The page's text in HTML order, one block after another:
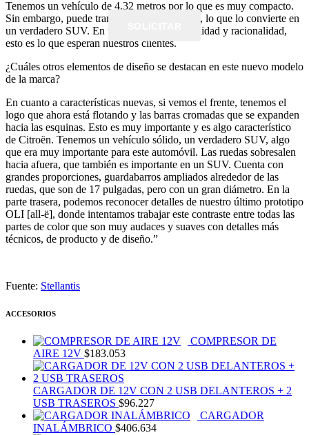
Tenemos un vehículo de 4,32 metros por lo que es muy compacto.
Sin embargo, puede transportar a 7 pasajeros, lo que lo convierte en
un verdadero SUV. En términos de funcionalidad y racionalidad,
esto es lo que esperan nuestros clientes.
¿Cuáles otros elementos de diseño se destacan en este nuevo modelo
de la marca?
En cuanto a características nuevas, si vemos el frente, tenemos el
logo que ahora está flotando y las barras cromadas que se expanden
hacia las esquinas. Esto es muy importante y es algo característico
de Citroën. Tenemos un vehículo sólido, un verdadero SUV, algo
que era muy importante para este automóvil. Las ruedas sobresalen
hacia afuera, que también es importante en un SUV. Cuenta con
grandes proporciones, guardabarros ampliados alrededor de las
ruedas, que son de 17 pulgadas, pero con un gran diámetro. En la
parte trasera, podemos reconocer detalles de nuestro último prototipo
OLI [all-ë], donde intentamos trabajar este contraste entre todas las
partes de color que son muy audaces y suaves con detalles más
técnicos, de producto y de diseño.”
Fuente: Stellantis
ACCESORIOS
COMPRESOR DE
AIRE 12V $183.053
CARGADOR DE 12V CON 2 USB DELANTEROS + 2
USB TRASEROS $96.227
CARGADOR
INALÁMBRICO $406.634